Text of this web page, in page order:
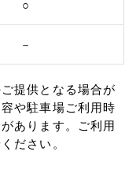
○
－
提供となる場合が
や駐車場ご利用時
あります。ご利用
ださい。